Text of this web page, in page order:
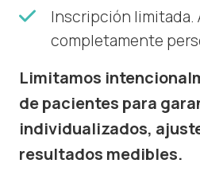
Inscripción limitada.
completamente
Limitamos
de pacientes para
individualizados,
resultados medibles.